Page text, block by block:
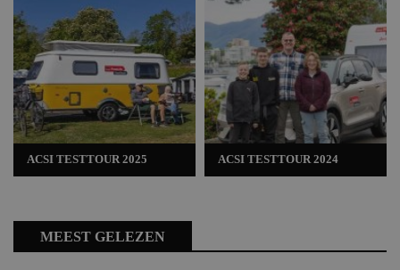
ACSI TESTTOUR 2025 ACSI TESTTOUR 2024
MEEST GELEZEN